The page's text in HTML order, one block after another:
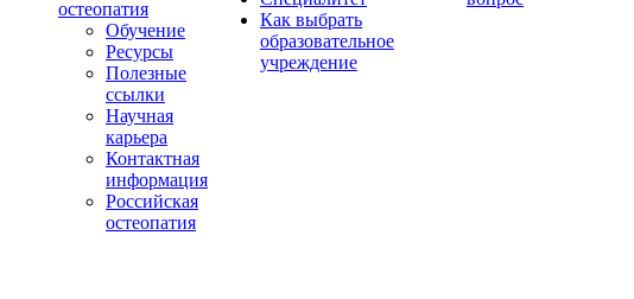
остеопатия
Обучение
Ресурсы
Полезные
ссылки
Научная
карьера
Контактная
информация
Российская
остеопатия
Как выбрать
образовательное
учреждение